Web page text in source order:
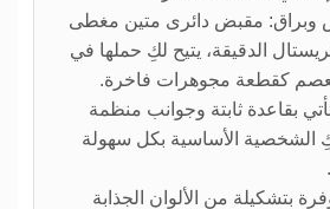
مقبض دائرى متين مغطى
الدقيقة، يتيح لكِ حملها في
كقطعة مجوهرات فاخرة.
بقاعدة ثابتة وجوانب منظمة
الشخصية الأساسية بكل سهولة
بتشكيلة من الألوان الجذابة